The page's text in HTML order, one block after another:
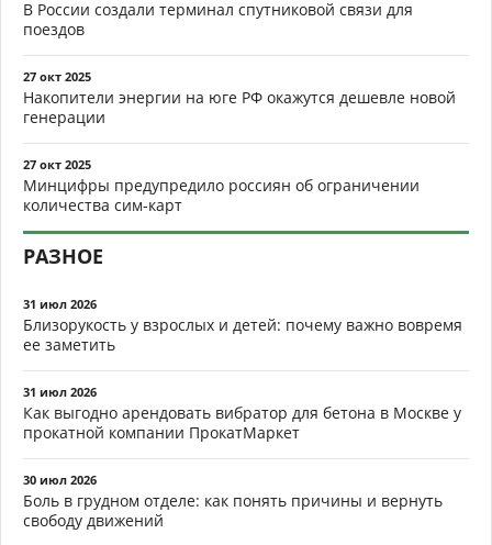
В России создали терминал спутниковой связи для
поездов
27 окт 2025
Накопители энергии на юге РФ окажутся дешевле новой
генерации
27 окт 2025
Минцифры предупредило россиян об ограничении
количества сим-карт
РАЗНОЕ
31 июл 2026
Близорукость у взрослых и детей: почему важно вовремя
ее заметить
31 июл 2026
Как выгодно арендовать вибратор для бетона в Москве у
прокатной компании ПрокатМаркет
30 июл 2026
Боль в грудном отделе: как понять причины и вернуть
свободу движений